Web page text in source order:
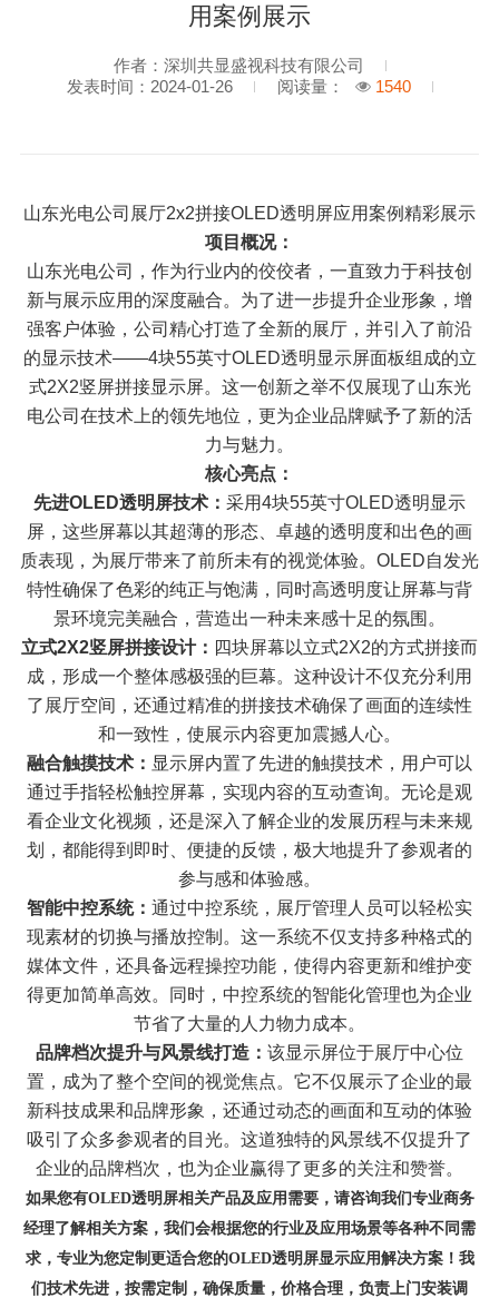
用案例展示
作者：深圳共显盛视科技有限公司
发表时间：2024-01-26
阅读量： 1540
山东光电公司展厅2x2拼接OLED透明屏应用案例精彩展示
项目概况：
山东光电公司，作为行业内的佼佼者，一直致力于科技创
新与展示应用的深度融合。为了进一步提升企业形象，增
强客户体验，公司精心打造了全新的展厅，并引入了前沿
的显示技术——4块55英寸OLED透明显示屏面板组成的立
式2X2竖屏拼接显示屏。这一创新之举不仅展现了山东光
电公司在技术上的领先地位，更为企业品牌赋予了新的活
力与魅力。
核心亮点：
先进OLED透明屏技术： 采用4块55英寸OLED透明显示
屏，这些屏幕以其超薄的形态、卓越的透明度和出色的画
质表现，为展厅带来了前所未有的视觉体验。OLED自发光
特性确保了色彩的纯正与饱满，同时高透明度让屏幕与背
景环境完美融合，营造出一种未来感十足的氛围。
立式2X2竖屏拼接设计： 四块屏幕以立式2X2的方式拼接而
成，形成一个整体感极强的巨幕。这种设计不仅充分利用
了展厅空间，还通过精准的拼接技术确保了画面的连续性
和一致性，使展示内容更加震撼人心。
融合触摸技术： 显示屏内置了先进的触摸技术，用户可以
通过手指轻松触控屏幕，实现内容的互动查询。无论是观
看企业文化视频，还是深入了解企业的发展历程与未来规
划，都能得到即时、便捷的反馈，极大地提升了参观者的
参与感和体验感。
智能中控系统： 通过中控系统，展厅管理人员可以轻松实
现素材的切换与播放控制。这一系统不仅支持多种格式的
媒体文件，还具备远程操控功能，使得内容更新和维护变
得更加简单高效。同时，中控系统的智能化管理也为企业
节省了大量的人力物力成本。
品牌档次提升与风景线打造： 该显示屏位于展厅中心位
置，成为了整个空间的视觉焦点。它不仅展示了企业的最
新科技成果和品牌形象，还通过动态的画面和互动的体验
吸引了众多参观者的目光。这道独特的风景线不仅提升了
企业的品牌档次，也为企业赢得了更多的关注和赞誉。
如果您有OLED透明屏相关产品及应用需要，请咨询我们专业商务
经理了解相关方案，我们会根据您的行业及应用场景等各种不同需
求，专业为您定制更适合您的OLED透明屏显示应用解决方案！我
们技术先进，按需定制，确保质量，价格合理，负责上门安装调